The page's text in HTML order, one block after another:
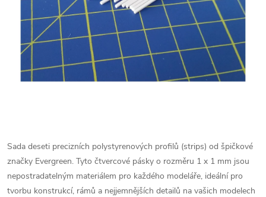
Sada deseti precizních polystyrenových profilů (strips) od špičkové
značky Evergreen. Tyto čtvercové pásky o rozměru 1 x 1 mm jsou
nepostradatelným materiálem pro každého modeláře, ideální pro
tvorbu konstrukcí, rámů a nejjemnějších detailů na vašich modelech